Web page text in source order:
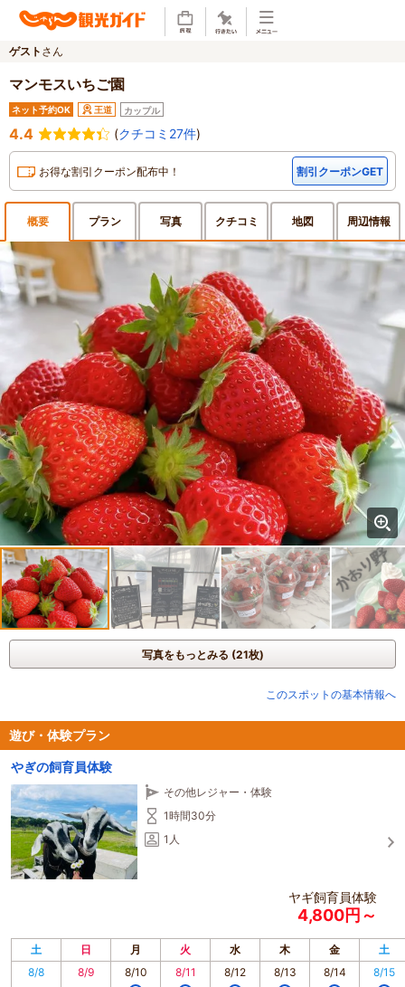
ゲスト さん
マンモスいちご園
ネット予約OK 王道 カップル
4.4 (クチコミ27件)
お得な割引クーポン配布中！ 割引クーポンGET
概要 プラン 写真 クチコミ 地図 周辺情報
写真をもっとみる (21枚)
このスポットの基本情報へ
遊び・体験プラン
やぎの飼育員体験
その他レジャー・体験
1時間30分
1人
ヤギ飼育員体験
4,800円～
土 日 月 火 水 木 金
土
8/8
8/9 8/10 8/11 8/12 8/13 8/14 8/15